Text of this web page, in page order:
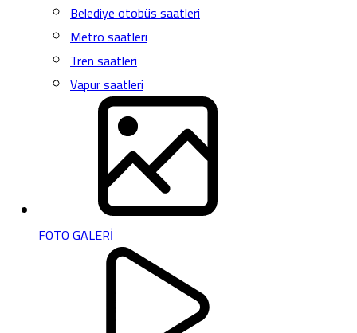
Belediye otobüs saatleri
Metro saatleri
Tren saatleri
Vapur saatleri
FOTO GALERİ